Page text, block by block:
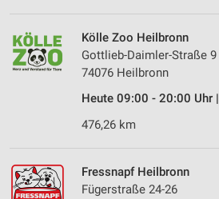
Kölle Zoo Heilbronn
Gottlieb-Daimler-Straße 9
74076 Heilbronn
Heute 09:00 - 20:00 Uhr |
476,26 km
Fressnapf Heilbronn
Fügerstraße 24-26